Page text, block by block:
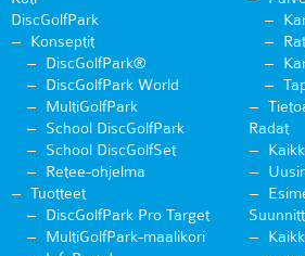
DiscGolfPark
Konseptit
DiscGolfPark®
DiscGolfPark World
MultiGolfPark
School DiscGolfPark
School DiscGolfSet
Retee-ohjelma
Tuotteet
DiscGolfPark Pro Target
MultiGolfPark-maalikori
Radat